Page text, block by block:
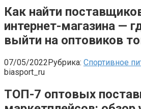
Как найти
интернет-магазина —
выйти на оптовиков
07/05/2022Рубрика: Спортивное
biasport_ru
ТОП-7 оптовых